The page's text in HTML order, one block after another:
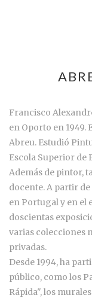
Francisco
en Oporto en 1949.
Abreu. Estudió
Escola Superior de
Además de pintor,
docente. A partir
en Portugal y en el
doscientas
varias colecciones
privadas.
Desde 1994, ha
público, como los
Rápida", los